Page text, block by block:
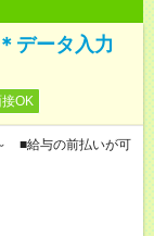
データ入力
OK
■給与の前払いが可